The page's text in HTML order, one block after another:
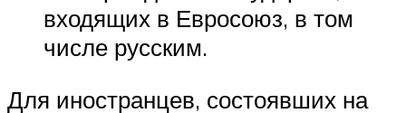
входящих в Евросоюз, в том
числе русским.
Для иностранцев, состоявших на